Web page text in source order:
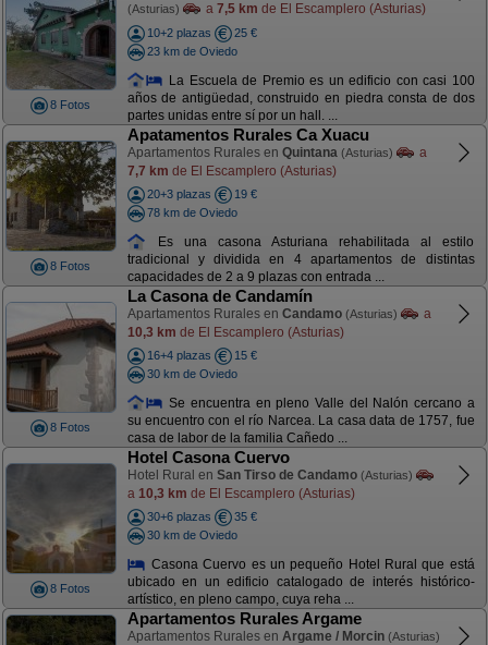
8 Fotos
(Asturias) a 7,5 km de El Escamplero (Asturias)
10+2 plazas
25 €
23 km de Oviedo
La Escuela de Premio es un edificio con casi 100
años de antigüedad, construido en piedra consta de dos
partes unidas entre sí por un hall. ...
8 Fotos
Apatamentos Rurales Ca Xuacu
Apartamentos Rurales en Quintana (Asturias)
a
7,7 km de El Escamplero (Asturias)
20+3 plazas
19 €
78 km de Oviedo
Es una casona Asturiana rehabilitada al estilo
tradicional y dividida en 4 apartamentos de distintas
capacidades de 2 a 9 plazas con entrada ...
8 Fotos
La Casona de Candamín
Apartamentos Rurales en Candamo (Asturias)
a
10,3 km de El Escamplero (Asturias)
16+4 plazas
15 €
30 km de Oviedo
Se encuentra en pleno Valle del Nalón cercano a
su encuentro con el río Narcea. La casa data de 1757, fue
casa de labor de la familia Cañedo ...
8 Fotos
Hotel Casona Cuervo
Hotel Rural en San Tirso de Candamo (Asturias)
a 10,3 km de El Escamplero (Asturias)
30+6 plazas
35 €
30 km de Oviedo
Casona Cuervo es un pequeño Hotel Rural que está
ubicado en un edificio catalogado de interés histórico-
artístico, en pleno campo, cuya reha ...
Apartamentos Rurales Argame
Apartamentos Rurales en Argame / Morcin (Asturias)